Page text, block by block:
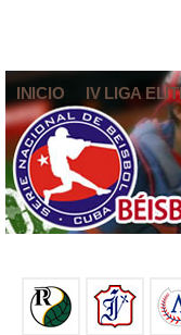
INICIO IV LIGA